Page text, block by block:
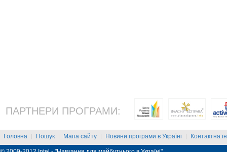
ПАРТНЕРИ ПРОГРАМИ:
Головна | Пошук | Мапа сайту | Новини програми в Україні | Контактна